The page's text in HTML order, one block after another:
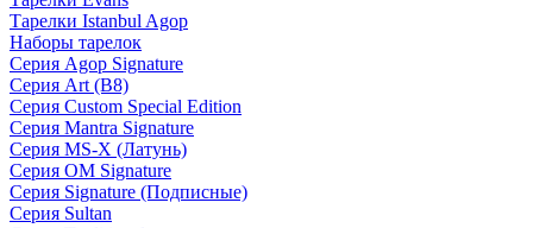
Тарелки Istanbul Agop
Наборы тарелок
Серия Agop Signature
Серия Art (B8)
Серия Custom Special Edition
Серия Mantra Signature
Серия MS-X (Латунь)
Серия OM Signature
Серия Signature (Подписные)
Серия Sultan